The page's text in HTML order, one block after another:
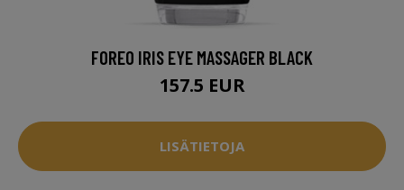
FOREO IRIS EYE MASSAGER BLACK
157.5 EUR
LISÄTIETOJA